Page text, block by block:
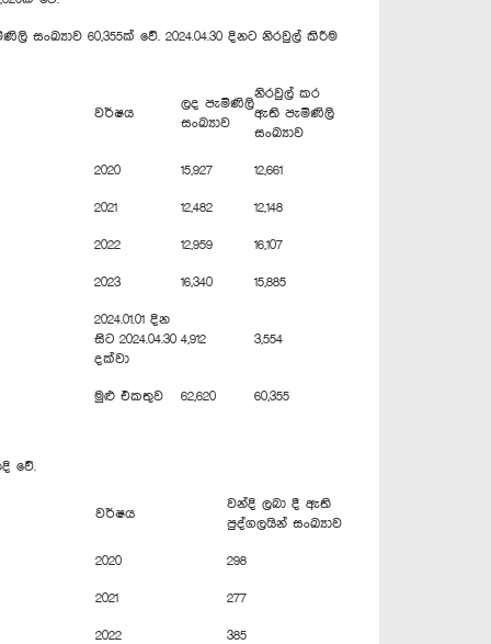
60,355ක් වේ. 2024.04.30 දිනට නිරවුල් කිරීම
වර්ෂය
ලද පැමිණිලි
සංඛ්‍යාව
නිරවුල් කර
ඇති පැමිණිලි
සංඛ්‍යාව
2020 15,927 12,661
2021 12,482 12,148
2022 12,959 16,107
2023 16,340 15,885
2024.01.01 දින
සිට 2024.04.30
දක්වා
4,912 3,554
මුළු එකතුව 62,620 60,355
වේ.
වර්ෂය
වන්දි ලබා දී ඇති
පුද්ගලයින් සංඛ්‍යාව
2020 298
2021 277
2022 385